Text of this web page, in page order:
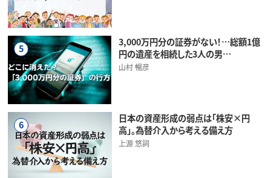
5
3,000万円分の証券がない！…総額1億
円の遺産を相続した3人の男…
山村 暢彦
6
日本の資産形成の弱点は「株安×円
高」。為替介入から考える備え方
上源 悠詞